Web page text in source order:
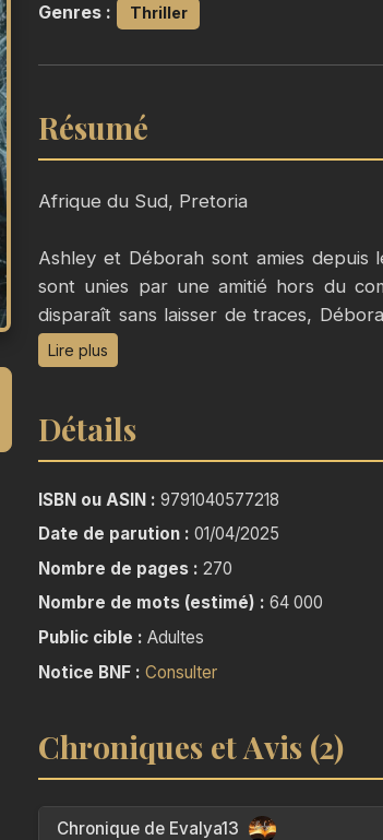
Genres : Thriller
Résumé
Afrique du Sud, Pretoria
Ashley et Déborah sont amies depuis
sont unies par une amitié hors du
disparaît sans laisser de traces,
point de virer au cauchemar. Qu’est-il
troublante vérité : il n’y a pas de
continent dont elle ignore tout,
Lire plus
Détails
ISBN ou ASIN : 9791040577218
Date de parution : 01/04/2025
Nombre de pages : 270
Nombre de mots (estimé) : 64 000
Public cible : Adultes
Notice BNF : Consulter
Chroniques et Avis (2)
Chronique de Evalya13